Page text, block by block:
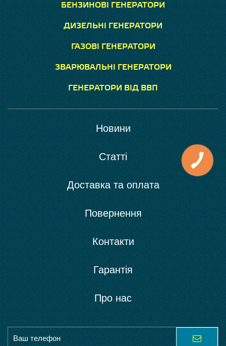
БЕНЗИНОВІ ГЕНЕРАТОРИ
ДИЗЕЛЬНІ ГЕНЕРАТОРИ
ГАЗОВІ ГЕНЕРАТОРИ
ЗВАРЮВАЛЬНІ ГЕНЕРАТОРИ
ГЕНЕРАТОРИ ВІД ВВП
Новини
Статті
Доставка та оплата
Повернення
Контакти
Гарантія
Про нас